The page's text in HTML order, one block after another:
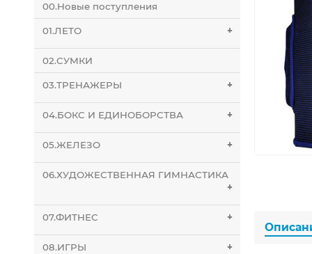
00.Новые поступления
01.ЛЕТО +
02.СУМКИ
03.ТРЕНАЖЕРЫ +
04.БОКС И ЕДИНОБОРСТВА +
05.ЖЕЛЕЗО +
06.ХУДОЖЕСТВЕННАЯ ГИМНАСТИКА
+
07.ФИТНЕС +
08.ИГРЫ +